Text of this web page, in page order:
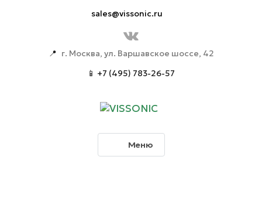
sales@vissonic.ru
📍 г. Москва, ул. Варшавское шоссе, 42
📱 +7 (495) 783-26-57
Меню